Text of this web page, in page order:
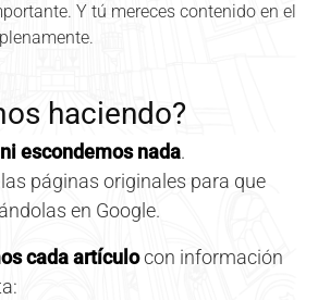
Y tú mereces contenido en el
haciendo?
escondemos nada.
páginas originales para que
en Google.
cada artículocon información